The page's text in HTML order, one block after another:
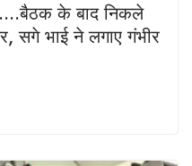
के बाद निकले
सगे भाई ने लगाए गंभीर